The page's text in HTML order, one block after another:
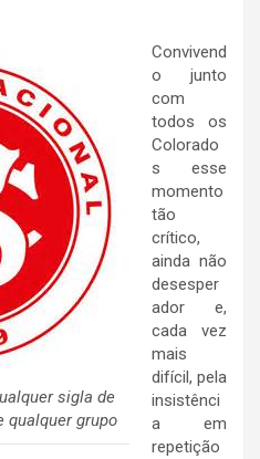
sigla de
qualquer grupo
Convivend
o junto
com
todos os
Colorado
s esse
momento
tão
crítico,
ainda não
desesper
ador e,
cada vez
mais
difícil, pela
insistênci
a em
repetição